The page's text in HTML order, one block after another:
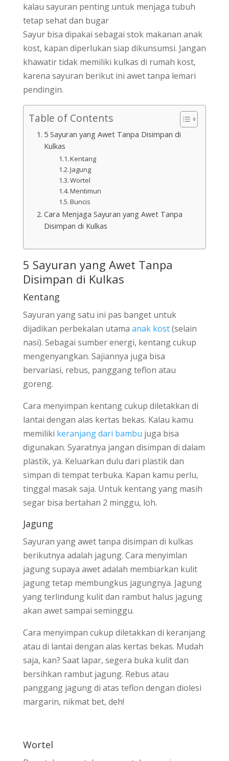
kalau sayuran penting untuk menjaga tubuh
tetap sehat dan bugar
Sayur bisa dipakai sebagai stok makanan anak
kost, kapan diperlukan siap dikunsumsi. Jangan
khawatir tidak memiliki kulkas di rumah kost,
karena sayuran berikut ini awet tanpa lemari
pendingin.
Table of Contents
5 Sayuran yang Awet Tanpa Disimpan di
Kulkas
Kentang
Jagung
Wortel
Mentimun
Buncis
Cara Menjaga Sayuran yang Awet Tanpa
Disimpan di Kulkas
5 Sayuran yang Awet Tanpa
Disimpan di Kulkas
Kentang
Sayuran yang satu ini pas banget untuk
dijadikan perbekalan utama anak kost(selain
nasi). Sebagai sumber energi, kentang cukup
mengenyangkan. Sajiannya juga bisa
bervariasi, rebus, panggang teflon atau
goreng.
Cara menyimpan kentang cukup diletakkan di
lantai dengan alas kertas bekas. Kalau kamu
memiliki keranjang dari bambu juga bisa
digunakan. Syaratnya jangan disimpan di dalam
plastik, ya. Keluarkan dulu dari plastik dan
simpan di tempat terbuka. Kapan kamu perlu,
tinggal masak saja. Untuk kentang yang masih
segar bisa bertahan 2 minggu, loh.
Jagung
Sayuran yang awet tanpa disimpan di kulkas
berikutnya adalah jagung. Cara menyimlan
jagung supaya awet adalah membiarkan kulit
jagung tetap membungkus jagungnya. Jagung
yang terlindung kulit dan rambut halus jagung
akan awet sampai seminggu.
Cara menyimpan cukup diletakkan di keranjang
atau di lantai dengan alas kertas bekas. Mudah
saja, kan? Saat lapar, segera buka kulit dan
bersihkan rambut jagung. Rebus atau
panggang jagung di atas teflon dengan diolesi
margarin, nikmat bet, deh!
Wortel